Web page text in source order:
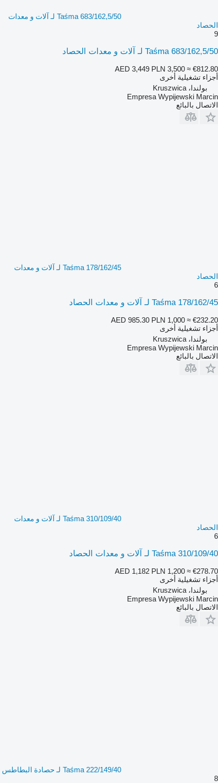
Taśma 683/162,5/50 لـ آلات و معدات
الحصاد
9
Taśma 683/162,5/50 لـ آلات و معدات الحصاد
AED 3,449 PLN 3,500 ≈ €812.80
أجزاء تشغيلية أخرى
بولندا، Kruszwica
Empresa Wypijewski Marcin
الاتصال بالبائع
Taśma 178/162/45 لـ آلات و معدات
الحصاد
6
Taśma 178/162/45 لـ آلات و معدات الحصاد
AED 985.30 PLN 1,000 ≈ €232.20
أجزاء تشغيلية أخرى
بولندا، Kruszwica
Empresa Wypijewski Marcin
الاتصال بالبائع
Taśma 310/109/40 لـ آلات و معدات
الحصاد
6
Taśma 310/109/40 لـ آلات و معدات الحصاد
AED 1,182 PLN 1,200 ≈ €278.70
أجزاء تشغيلية أخرى
بولندا، Kruszwica
Empresa Wypijewski Marcin
الاتصال بالبائع
Taśma 222/149/40 لـ حصادة البطاطس
8